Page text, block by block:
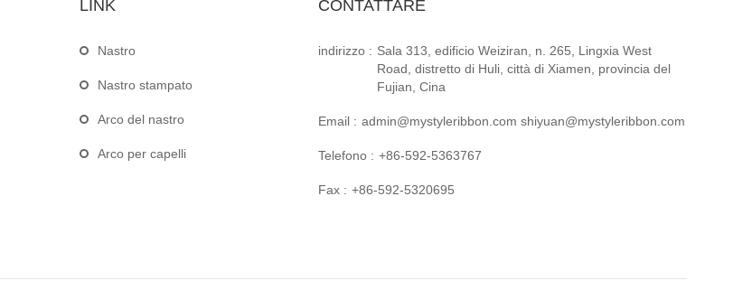
LINK
Nastro
Nastro stampato
Arco del nastro
Arco per capelli
CONTATTARE
indirizzo : Sala 313, edificio Weiziran, n. 265, Lingxia West
Road, distretto di Huli, città di Xiamen, provincia del
Fujian, Cina
Email : admin@mystyleribbon.com shiyuan@mystyleribbon.com
Telefono : +86-592-5363767
Fax : +86-592-5320695